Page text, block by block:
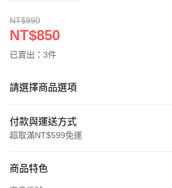
NT$990
NT$850
已賣出：3件
請選擇商品選項
付款與運送方式
超取滿NT$599免運
信用卡一次付款
商品特色